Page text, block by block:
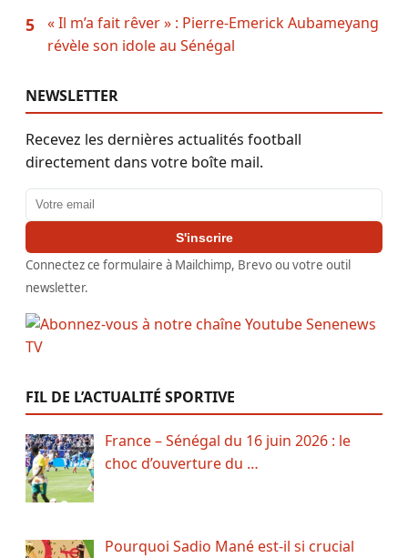
5
« Il m’a fait rêver » : Pierre-Emerick Aubameyang
révèle son idole au Sénégal
NEWSLETTER
Recevez les dernières actualités football
directement dans votre boîte mail.
Adresse email
S'inscrire
Connectez ce formulaire à Mailchimp, Brevo ou votre outil
newsletter.
FIL DE L’ACTUALITÉ SPORTIVE
France – Sénégal du 16 juin 2026 : le
choc d’ouverture du …
Pourquoi Sadio Mané est-il si crucial